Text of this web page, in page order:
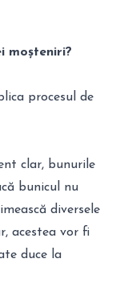
moșteniri?
procesul de
clar, bunurile
bunicul nu
diversele
acestea vor fi
duce la